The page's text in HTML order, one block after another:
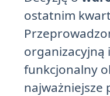
ostatnim
funkcjonalny